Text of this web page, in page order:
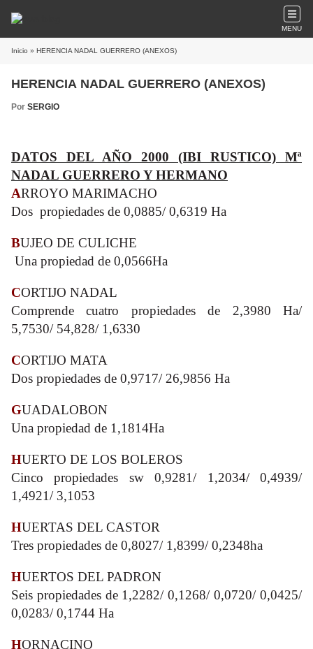
MENU
Inicio » HERENCIA NADAL GUERRERO (ANEXOS)
HERENCIA NADAL GUERRERO (ANEXOS)
Por SERGIO
DATOS DEL AÑO 2000 (IBI RUSTICO) Mª
NADAL GUERRERO Y HERMANO
ARROYO MARIMACHO
Dos propiedades de 0,0885/ 0,6319 Ha
BUJEO DE CULICHE
Una propiedad de 0,0566Ha
CORTIJO NADAL
Comprende cuatro propiedades de 2,3980 Ha/
5,7530/ 54,828/ 1,6330
CORTIJO MATA
Dos propiedades de 0,9717/ 26,9856 Ha
GUADALOBON
Una propiedad de 1,1814Ha
HUERTO DE LOS BOLEROS
Cinco propiedades sw 0,9281/ 1,2034/ 0,4939/
1,4921/ 3,1053
HUERTAS DEL CASTOR
Tres propiedades de 0,8027/ 1,8399/ 0,2348ha
HUERTOS DEL PADRON
Seis propiedades de 1,2282/ 0,1268/ 0,0720/ 0,0425/
0,0283/ 0,1744 Ha
HORNACINO